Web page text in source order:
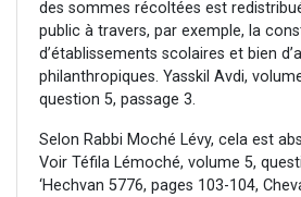
des sommes récoltées est
public à travers, par exemple, la
d’établissements scolaires et bien
philanthropiques. Yasskil Avdi,
question 5, passage 3.
Selon Rabbi Moché Lévy, cela est
Voir Téfila Lémoché, volume 5,
‘Hechvan 5776, pages 103-104,